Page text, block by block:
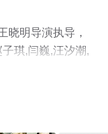
晓明导演执导，
琪,闫巍,汪汐潮,
奋强,阿楠,李昕
），手机免费观